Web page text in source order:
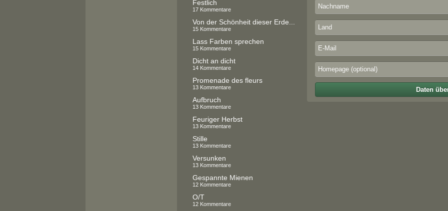
Festlich
17 Kommentare
Von der Schönheit dieser Erde...
15 Kommentare
Lass Farben sprechen
15 Kommentare
Dicht an dicht
14 Kommentare
Promenade des fleurs
13 Kommentare
Aufbruch
13 Kommentare
Feuriger Herbst
13 Kommentare
Stille
13 Kommentare
Versunken
13 Kommentare
Gespannte Mienen
12 Kommentare
O/T
12 Kommentare
Daten